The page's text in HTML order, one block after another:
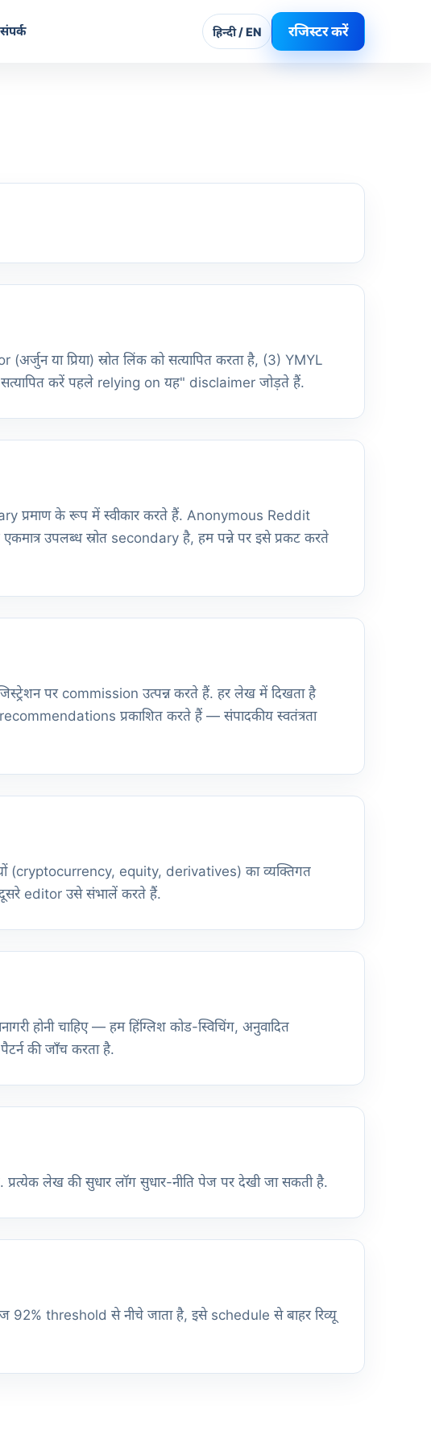
संपर्क हिन्दी / EN रजिस्टर करें
या प्रिया) स्रोत लिंक को सत्यापित करता है, (3) YMYL
"सत्यापित करें पहले relying on यह" disclaimer जोड़ते हैं.
प्रमाण के रूप में स्वीकार करते हैं. Anonymous Reddit
उपलब्ध स्रोत secondary है, हम पन्ने पर इसे प्रकट करते
पर commission उत्पन्न करते हैं. हर लेख में दिखता है
प्रकाशित करते हैं — संपादकीय स्वतंत्रता
(cryptocurrency, equity, derivatives) का व्यक्तिगत
दूसरे editor उसे संभालें करते हैं.
होनी चाहिए — हम हिंग्लिश कोड-स्विचिंग, अनुवादित
की जाँच करता है.
लेख की सुधार लॉग सुधार-नीति पेज पर देखी जा सकती है.
92% threshold से नीचे जाता है, इसे schedule से बाहर रिव्यू